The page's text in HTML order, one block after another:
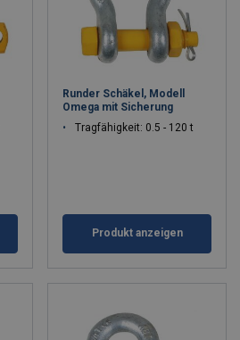
Runder Schäkel, Modell
Omega mit Sicherung
Tragfähigkeit: 0.5 - 120 t
Produkt anzeigen